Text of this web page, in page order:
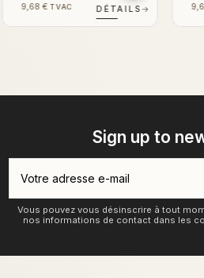
9,68 € TVAC DÉTAILS
Sign up to
Vous pouvez vous désinscrire à tout
nos informations de contact dans les